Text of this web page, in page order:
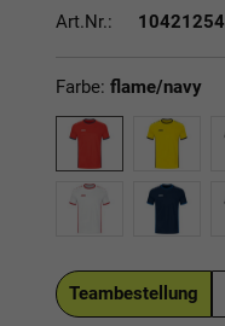
Art.Nr.: 10421254
Farbe: flame/navy
Teambestellung